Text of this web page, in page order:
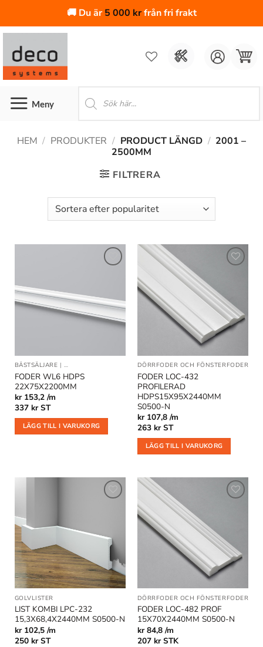
🚚 Du är5 000 krfrån fri frakt
Skip
content
HEM / PRODUKTER / PRODUCT LÄNGD / 2001 –
2500MM
FILTRERA
önskelistan
BÄSTSÄLJARE | DÖRRFODER OCH FÖNSTERFODER
FODER WL6 HDPS
22X75X2200MM
kr 153,2 /m
337 kr ST
LÄGG TILL I VARUKORG
önskelistan
DÖRRFODER OCH FÖNSTERFODER
FODER LOC-432
PROFILERAD
HDPS15X95X2440MM
S0500-N
kr 107,8 /m
263 kr ST
LÄGG TILL I VARUKORG
önskelistan
GOLVLISTER
LIST KOMBI LPC-232
15,3X68,4X2440MM S0500-N
kr 102,5 /m
250 kr ST
önskelistan
DÖRRFODER OCH FÖNSTERFODER
FODER LOC-482 PROF
15X70X2440MM S0500-N
kr 84,8 /m
207 kr STK